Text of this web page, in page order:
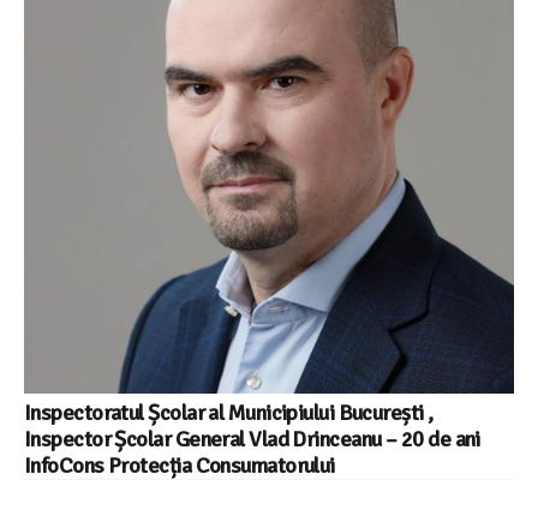
Inspectoratul Școlar al Municipiului București ,
Inspector Școlar General Vlad Drinceanu – 20 de ani
InfoCons Protecția Consumatorului